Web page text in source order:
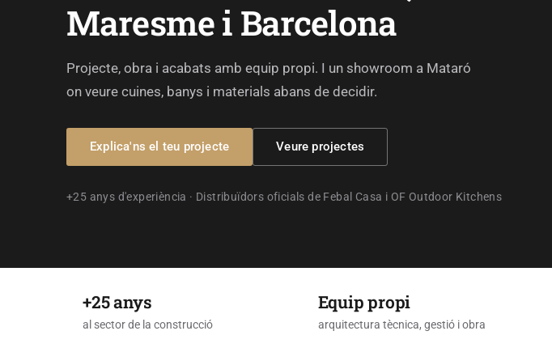
Maresme i Barcelona
Projecte, obra i acabats amb equip propi. I un showroom a Mataró
on veure cuines, banys i materials abans de decidir.
Explica'ns el teu projecte Veure projectes
+25 anys d'experiència · Distribuïdors oficials de Febal Casa i OF Outdoor Kitchens
+25 anys
al sector de la construcció
Equip propi
arquitectura tècnica, gestió i obra